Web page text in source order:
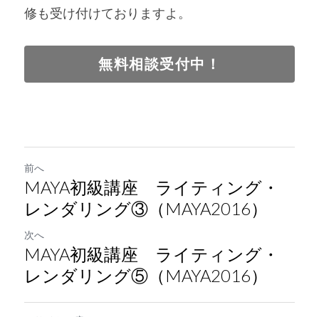
修も受け付けておりますよ。
無料相談受付中！
前へ
MAYA初級講座 ライティング・
レンダリング③（MAYA2016）
次へ
MAYA初級講座 ライティング・
レンダリング⑤（MAYA2016）